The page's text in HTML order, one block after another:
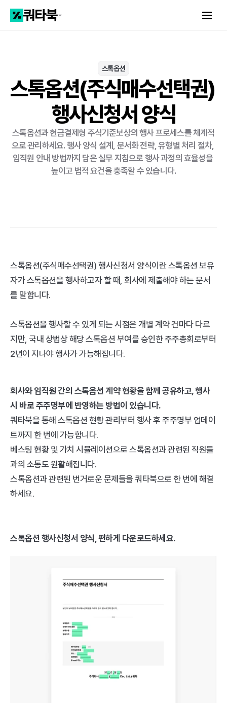
스톡옵션
스톡옵션(주식매수선택권)
행사신청서 양식
스톡옵션과 현금결제형 주식기준보상의 행사 프로세스를 체계적
으로 관리하세요. 행사 양식 설계, 문서화 전략, 유형별 처리 절차,
임직원 안내 방법까지 담은 실무 지침으로 행사 과정의 효율성을
높이고 법적 요건을 충족할 수 있습니다.
스톡옵션(주식매수선택권) 행사신청서 양식이란 스톡옵션 보유
자가 스톡옵션을 행사하고자 할 때, 회사에 제출해야 하는 문서
를 말합니다.
스톡옵션을 행사할 수 있게 되는 시점은 개별 계약 건마다 다르
지만, 국내 상법상 해당 스톡옵션 부여를 승인한 주주총회로부터
2년이 지나야 행사가 가능해집니다.
회사와 임직원 간의 스톡옵션 계약 현황을 함께 공유하고, 행사
시 바로 주주명부에 반영하는 방법이 있습니다.
쿼타북을 통해 스톡옵션 현황 관리부터 행사 후 주주명부 업데이
트까지 한 번에 가능합니다.
베스팅 현황 및 가치 시뮬레이션으로 스톡옵션과 관련된 직원들
과의 소통도 원활해집니다.
스톡옵션과 관련된 번거로운 문제들을 쿼타북으로 한 번에 해결
하세요.
‍스톡옵션 행사신청서 양식, 편하게 다운로드하세요.